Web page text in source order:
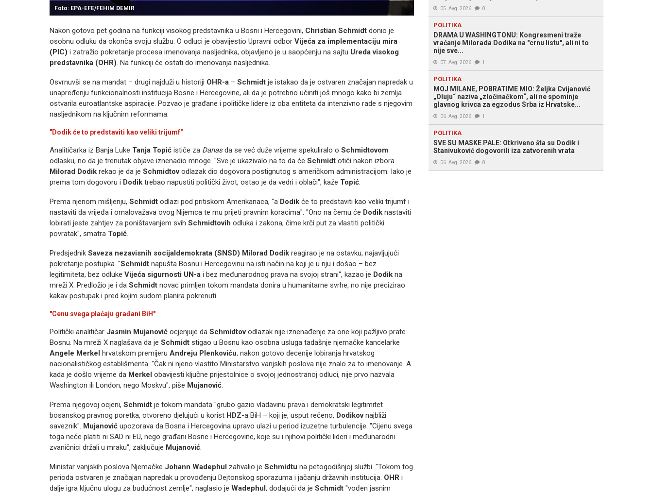
Foto: EPA-EFE/FEHIM DEMIR
Nakon gotovo pet godina na funkciji visokog predstavnika u Bosni i Hercegovini, Christian Schmidt donio je
osobnu odluku da okonča svoju službu. O odluci je obavijestio Upravni odbor Vijeća za implementaciju mira
(PIC) i zatražio pokretanje procesa imenovanja nasljednika, objavljeno je u saopćenju na sajtu Ureda visokog
predstavnika (OHR). Na funkciji će ostati do imenovanja nasljednika.
Osvrnuvši se na mandat – drugi najduži u historiji OHR-a – Schmidt je istakao da je ostvaren značajan napredak u
unapređenju funkcionalnosti institucija Bosne i Hercegovine, ali da je potrebno učiniti još mnogo kako bi zemlja
ostvarila euroatlantske aspiracije. Pozvao je građane i političke lidere iz oba entiteta da intenzivno rade s njegovim
nasljednikom na ključnim reformama.
"Dodik će to predstaviti kao veliki trijumf"
Analitičarka iz Banja Luke Tanja Topić ističe za Danasda se već duže vrijeme spekuliralo o Schmidtovom
odlasku, no da je trenutak objave iznenadio mnoge. "Sve je ukazivalo na to da će Schmidt otići nakon izbora.
Milorad Dodik rekao je da je Schmidtovodlazak dio dogovora postignutog s američkom administracijom. Iako je
prema tom dogovoru i Dodik trebao napustiti politički život, ostao je da vedri i oblači", kaže Topić.
Prema njenom mišljenju, Schmidt odlazi pod pritiskom Amerikanaca, "a Dodik će to predstaviti kao veliki trijumf i
nastaviti da vrijeđa i omalovažava ovog Nijemca te mu prijeti pravnim koracima". "Ono na čemu će Dodik nastaviti
lobirati jeste zahtjev za poništavanjem svih Schmidtovih odluka i zakona, čime krči put za vlastiti politički
povratak", smatra Topić.
Predsjednik Saveza nezavisnih socijaldemokrata (SNSD) Milorad Dodik reagirao je na ostavku, najavljujući
pokretanje postupka. "Schmidt napušta Bosnu i Hercegovinu na isti način na koji je u nju i došao – bez
legitimiteta, bez odluke Vijeća sigurnosti UN-a i bez međunarodnog prava na svojoj strani", kazao je Dodik na
mreži X. Predložio je i da Schmidt novac primljen tokom mandata donira u humanitarne svrhe, no nije precizirao
kakav postupak i pred kojim sudom planira pokrenuti.
"Cenu svega plaćaju građani BiH"
Politički analitičar Jasmin Mujanović ocjenjuje da Schmidtovodlazak nije iznenađenje za one koji pažljivo prate
Bosnu. Na mreži X naglašava da je Schmidt stigao u Bosnu kao osobna usluga tadašnje njemačke kancelarke
Angele Merkel hrvatskom premijeru Andreju Plenkoviću, nakon gotovo decenije lobiranja hrvatskog
nacionalističkog establišmenta. "Čak ni njeno vlastito Ministarstvo vanjskih poslova nije znalo za to imenovanje. A
kada je došlo vrijeme da Merkel obavijesti ključne prijestolnice o svojoj jednostranoj odluci, nije prvo nazvala
Washington ili London, nego Moskvu", piše Mujanović.
Prema njegovoj ocjeni, Schmidt je tokom mandata "grubo gazio vladavinu prava i demokratski legitimitet
bosanskog pravnog poretka, otvoreno djelujući u korist HDZ-a BiH – koji je, usput rečeno, Dodikovnajbliži
saveznik". Mujanović upozorava da Bosna i Hercegovina upravo ulazi u period izuzetne turbulencije. "Cijenu svega
toga neće platiti ni SAD ni EU, nego građani Bosne i Hercegovine, koje su i njihovi politički lideri i međunarodni
zvaničnici držali u mraku", zaključuje Mujanović.
Ministar vanjskih poslova Njemačke Johann Wadephul zahvalio je Schmidtu na petogodišnjoj službi. "Tokom tog
perioda ostvaren je značajan napredak u provođenju Dejtonskog sporazuma i jačanju državnih institucija. OHR i
dalje igra ključnu ulogu za budućnost zemlje", naglasio je Wadephul, dodajući da je Schmidt "vođen jasnim
05. Avg. 2026 0
POLITIKA
DRAMA U WASHINGTONU: Kongresmeni traže
vraćanje Milorada Dodika na "crnu listu", ali ni to
nije sve...
07. Avg. 2026 1
POLITIKA
MOJ MILANE, POBRATIME MIO: Željka Cvijanović
„Oluju“ naziva „zločinačkom“, ali ne spominje
glavnog krivca za egzodus Srba iz Hrvatske...
06. Avg. 2026 1
POLITIKA
SVE SU MASKE PALE: Otkriveno šta su Dodik i
Stanivuković dogovorili iza zatvorenih vrata
06. Avg. 2026 0